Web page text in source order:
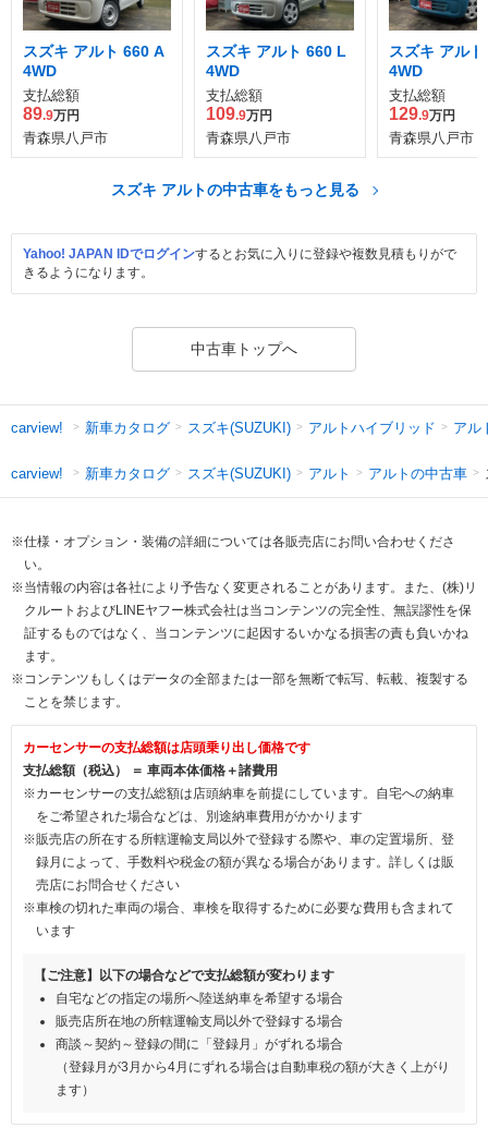
スズキ アルト 660 A
4WD
支払総額
89.9万円
青森県八戸市
スズキ アルト 660 L
4WD
支払総額
109.9万円
青森県八戸市
スズキ アル
4WD
支払総額
129.9万円
青森県八戸市
スズキ アルトの中古車をもっと見る
Yahoo! JAPAN IDでログインするとお気に入りに登録や複数見積もりがで
きるようになります。
中古車トップへ
carview! 新車カタログ スズキ(SUZUKI) アルトハイブリッド アル
carview! 新車カタログ スズキ(SUZUKI) アルト アルトの中古車
※仕様・オプション・装備の詳細については各販売店にお問い合わせくださ
い。
※当情報の内容は各社により予告なく変更されることがあります。また、(株)リ
クルートおよびLINEヤフー株式会社は当コンテンツの完全性、無誤謬性を保
証するものではなく、当コンテンツに起因するいかなる損害の責も負いかね
ます。
※コンテンツもしくはデータの全部または一部を無断で転写、転載、複製する
ことを禁じます。
カーセンサーの支払総額は店頭乗り出し価格です
支払総額（税込） ＝ 車両本体価格＋諸費用
※カーセンサーの支払総額は店頭納車を前提にしています。自宅への納車
をご希望された場合などは、別途納車費用がかかります
※販売店の所在する所轄運輸支局以外で登録する際や、車の定置場所、登
録月によって、手数料や税金の額が異なる場合があります。詳しくは販
売店にお問合せください
※車検の切れた車両の場合、車検を取得するために必要な費用も含まれて
います
【ご注意】以下の場合などで支払総額が変わります
自宅などの指定の場所へ陸送納車を希望する場合
販売店所在地の所轄運輸支局以外で登録する場合
商談～契約～登録の間に「登録月」がずれる場合
（登録月が3月から4月にずれる場合は自動車税の額が大きく上がり
ます）